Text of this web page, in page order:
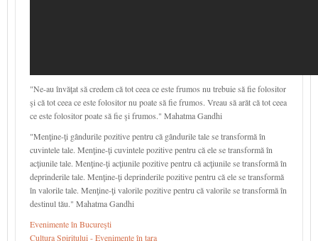
"Ne-au învăţat să credem că tot ceea ce este frumos nu trebuie să fie folositor
şi că tot ceea ce este folositor nu poate să fie frumos. Vreau să arăt că tot ceea
ce este folositor poate să fie şi frumos." Mahatma Gandhi
"Menţine-ţi gândurile pozitive pentru că gândurile tale se transformă în
cuvintele tale. Menţine-ţi cuvintele pozitive pentru că ele se transformă în
acţiunile tale. Menţine-ţi acţiunile pozitive pentru că acţiunile se transformă în
deprinderile tale. Menţine-ţi deprinderile pozitive pentru că ele se transformă
în valorile tale. Menţine-ţi valorile pozitive pentru că valorile se transformă în
destinul tău." Mahatma Gandhi
Evenimente în Bucureşti
Cultura Spiritului - Evenimente în țara